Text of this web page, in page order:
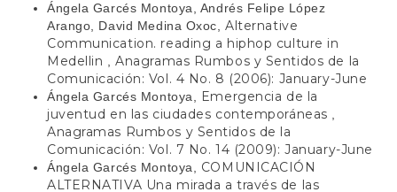
Ángela Garcés Montoya, Andrés Felipe López
Arango, David Medina Oxoc,Alternative
Communication. reading a hiphop culture in
Medellin ,Anagramas Rumbos y Sentidos de la
Comunicación: Vol. 4 No. 8 (2006): January-June
Ángela Garcés Montoya, Emergencia de la
juventud en las ciudades contemporáneas ,
Anagramas Rumbos y Sentidos de la
Comunicación: Vol. 7 No. 14 (2009): January-June
Ángela Garcés Montoya, COMUNICACIÓN
ALTERNATIVA Una mirada a través de las